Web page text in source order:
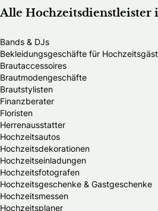
Alle Hochzeitsdienstleister
Bands & DJs
Bekleidungsgeschäfte für
Brautaccessoires
Brautmodengeschäfte
Brautstylisten
Finanzberater
Floristen
Herrenausstatter
Hochzeitsautos
Hochzeitsdekorationen
Hochzeitseinladungen
Hochzeitsfotografen
Hochzeitsgeschenke & Gastgeschenke
Hochzeitsmessen
Hochzeitsplaner